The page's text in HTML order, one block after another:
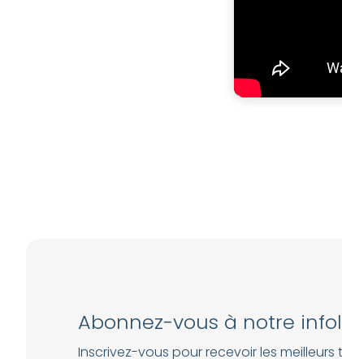
Abonnez-vous à notre
Inscrivez-vous pour recevoir les meilleurs